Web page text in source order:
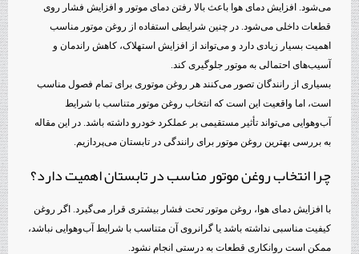
می‌شود. افزایش دمای هوا باعث بالا رفتن دمای موتور و افزایش فشار روی
قطعات داخلی می‌شود. در چنین شرایطی استفاده از روغن موتور مناسب
اهمیت بسیار زیادی دارد و می‌تواند از افزایش استهلاک، کاهش راندمان و
آسیب‌های احتمالی به موتور جلوگیری کند.
بسیاری از رانندگان تصور می‌کنند هر روغن موتوری برای تمام فصول مناسب
است، اما واقعیت این است که انتخاب روغن موتور متناسب با شرایط
آب‌وهوایی می‌تواند تأثیر مستقیمی بر عملکرد خودرو داشته باشد. در این مقاله
به بررسی بهترین روغن موتور برای رانندگی در تابستان می‌پردازیم.
چرا انتخاب روغن موتور مناسب در تابستان اهمیت دارد؟
با افزایش دمای هوا، روغن موتور تحت فشار بیشتری قرار می‌گیرد. اگر روغن
کیفیت مناسبی نداشته باشد یا گرانروی آن متناسب با شرایط آب‌وهوایی نباشد،
ممکن است روانکاری قطعات به درستی انجام نشود.